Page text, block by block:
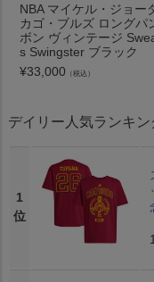
NBA マイケル・ジョー
カゴ・ブルズ ロングパ
ボン ヴィンテージ
s Swingster ブラック
¥33,000 （税込）
デイリー人気ランキン
1
位